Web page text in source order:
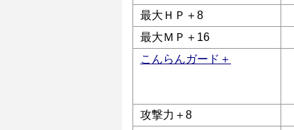
最大ＨＰ＋8
最大ＭＰ＋16
こんらんガード＋
攻撃力＋8